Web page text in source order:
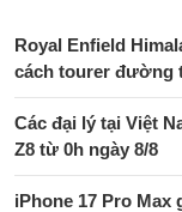
Royal Enfield
cách tourer đường
Các đại lý tại Việt
Z8 từ 0h ngày 8/8
iPhone 17 Pro Max